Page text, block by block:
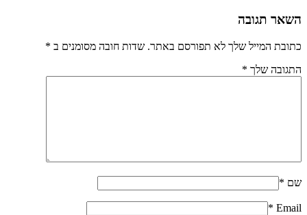
השאר תגובה
כתובת המייל שלך לא תפורסם באתר. שדות חובה מסומנים ב *
התגובה שלך *
שם *
Email
*